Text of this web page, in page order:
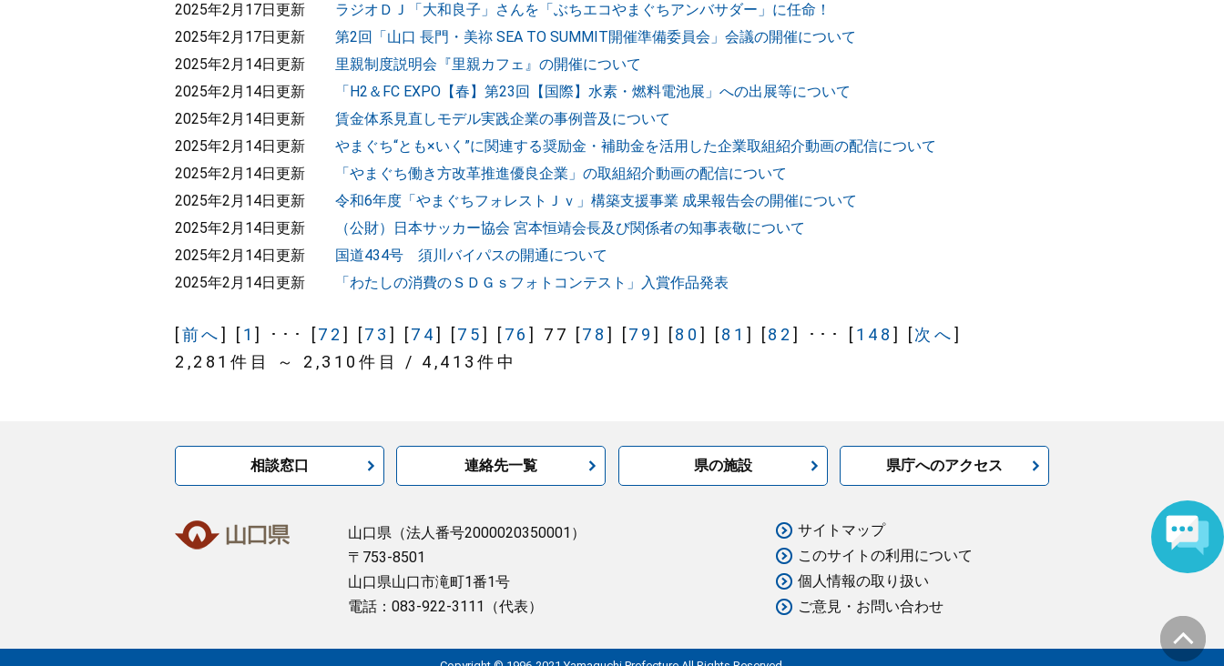
2025年2月17日更新
ラジオＤＪ「大和良子」さんを「ぶちエコやまぐちアンバサダー」に任命！
2025年2月17日更新
第2回「山口 長門・美祢 SEA TO SUMMIT開催準備委員会」会議の開催について
2025年2月14日更新
里親制度説明会『里親カフェ』の開催について
2025年2月14日更新
「H2＆FC EXPO【春】第23回【国際】水素・燃料電池展」への出展等について
2025年2月14日更新
賃金体系見直しモデル実践企業の事例普及について
2025年2月14日更新
やまぐち“とも×いく”に関連する奨励金・補助金を活用した企業取組紹介動画の配信について
2025年2月14日更新
「やまぐち働き方改革推進優良企業」の取組紹介動画の配信について
2025年2月14日更新
令和6年度「やまぐちフォレストＪｖ」構築支援事業 成果報告会の開催について
2025年2月14日更新
（公財）日本サッカー協会 宮本恒靖会長及び関係者の知事表敬について
2025年2月14日更新
国道434号 須川バイパスの開通について
2025年2月14日更新
「わたしの消費のＳＤＧｓフォトコンテスト」入賞作品発表
[前へ] [ 1] ･･･ [72 ] [73 ] [74] [75] [ 76 ] 77 [78 ] [79 ] [80 ] [81 ] [82 ] ･･･ [ 148 ] [次へ]
2,281件目 ～ 2,310件目 / 4,413件中
相談窓口 連絡先一覧 県の施設 県庁へのアクセス
山口県 （法人番号2000020350001）
〒753-8501
山口県山口市滝町1番1号
電話：083-922-3111（代表）
サイトマップ
このサイトの利用について
個人情報の取り扱い
ご意見・お問い合わせ